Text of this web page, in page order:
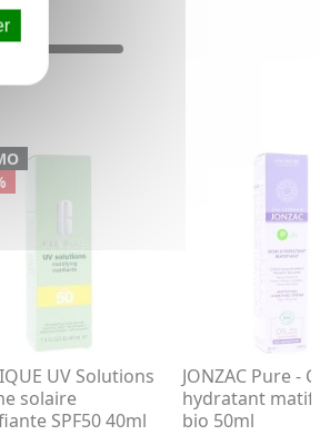
UV Solutions
solaire
SPF50 40ml
JONZAC Pure -
hydratant
bio 50ml